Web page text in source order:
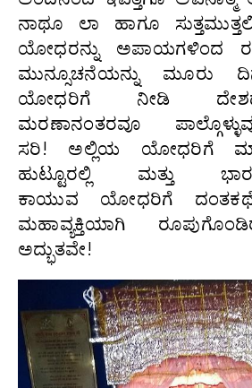
ನಾಥೂ ಲಾ ಹಾಗೂ
ಯೋಧರನ್ನು ಅಪಾಯಗಳಿಂದ
ಮುನ್ಸೂಚನೆಯನ್ನು ಮೂರು
ಯೋಧರಿಗೆ ನೀಡಿ
ಮರಣಾನಂತರವೂ
ಸರಿ! ಅಲ್ಲಿಯ ಯೋಧರಿಗೆ
ಹುಟ್ಟೂರಲ್ಲಿ ಮತ್ತು
ಕಾಯುವ ಯೋಧರಿಗೆ
ಮಹಾವ್ಯಕ್ತಿಯಾಗಿ
ಅದ್ಭುತವೇ!